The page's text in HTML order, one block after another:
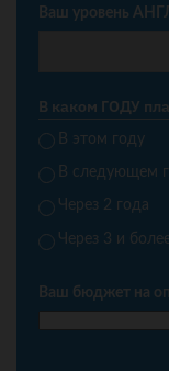
Ваш уровень
В каком ГОДУ
В этом году
В следующем
Через 2 года
Через 3 и
Ваш бюджет на